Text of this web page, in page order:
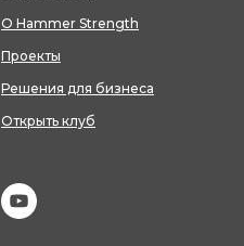
О Hammer Strength
Проекты
Решения для бизнеса
Открыть клуб